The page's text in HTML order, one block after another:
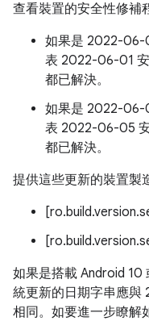
查看裝置的安全性修補
如果是 2022-06-
表 2022-06-01
都已解決。
如果是 2022-06-
表 2022-06-05
都已解決。
提供這些更新的裝置製
如果是搭載 Android 10
統更新的日期字串應
相同。如要進一步瞭解